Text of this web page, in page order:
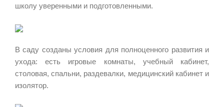
школу уверенными и подготовленными.
В саду созданы условия для полноценного развития и
ухода: есть игровые комнаты, учебный кабинет,
столовая, спальни, раздевалки, медицинский кабинет и
изолятор.